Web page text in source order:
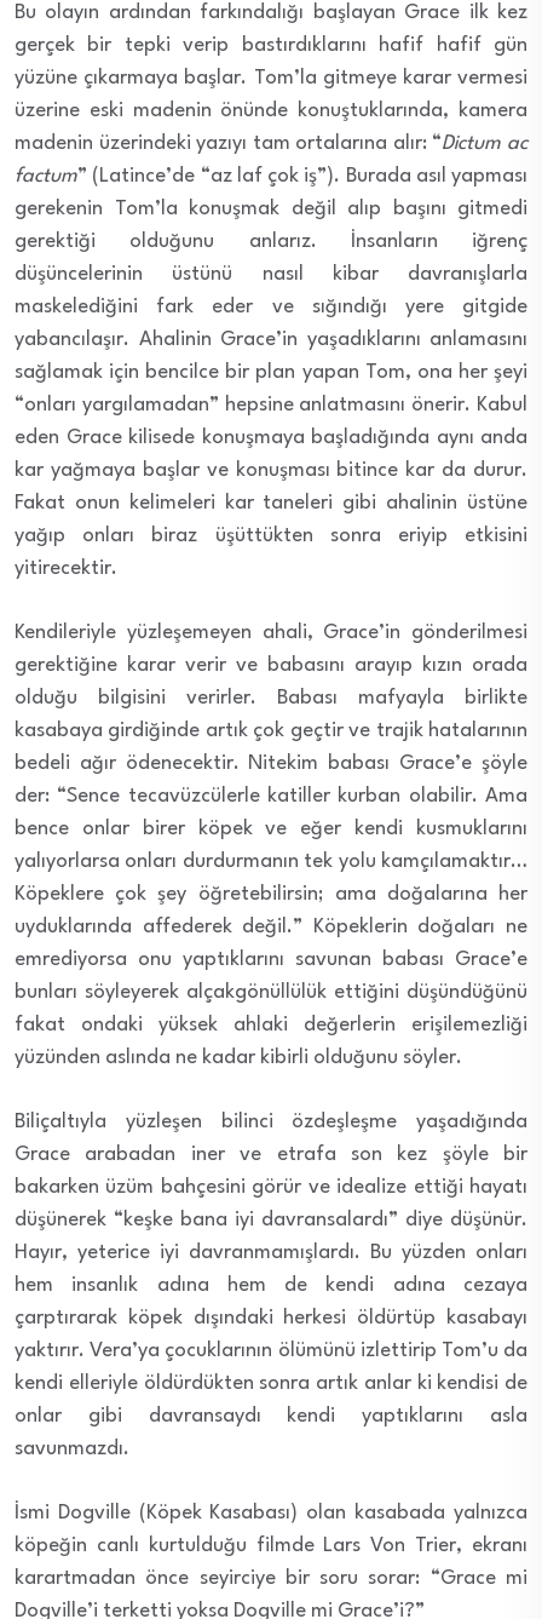
Bu olayın ardından farkındalığı başlayan Grace ilk kez
gerçek bir tepki verip bastırdıklarını hafif hafif gün
yüzüne çıkarmaya başlar. Tom’la gitmeye karar vermesi
üzerine eski madenin önünde konuştuklarında, kamera
madenin üzerindeki yazıyı tam ortalarına alır: “Dictum ac
factum” (Latince’de “az laf çok iş”). Burada asıl yapması
gerekenin Tom’la konuşmak değil alıp başını gitmedi
gerektiği olduğunu anlarız. İnsanların iğrenç
düşüncelerinin üstünü nasıl kibar davranışlarla
maskelediğini fark eder ve sığındığı yere gitgide
yabancılaşır. Ahalinin Grace’in yaşadıklarını anlamasını
sağlamak için bencilce bir plan yapan Tom, ona her şeyi
“onları yargılamadan” hepsine anlatmasını önerir. Kabul
eden Grace kilisede konuşmaya başladığında aynı anda
kar yağmaya başlar ve konuşması bitince kar da durur.
Fakat onun kelimeleri kar taneleri gibi ahalinin üstüne
yağıp onları biraz üşüttükten sonra eriyip etkisini
yitirecektir.
Kendileriyle yüzleşemeyen ahali, Grace’in gönderilmesi
gerektiğine karar verir ve babasını arayıp kızın orada
olduğu bilgisini verirler. Babası mafyayla birlikte
kasabaya girdiğinde artık çok geçtir ve trajik hatalarının
bedeli ağır ödenecektir. Nitekim babası Grace’e şöyle
der: “Sence tecavüzcülerle katiller kurban olabilir. Ama
bence onlar birer köpek ve eğer kendi kusmuklarını
yalıyorlarsa onları durdurmanın tek yolu kamçılamaktır…
Köpeklere çok şey öğretebilirsin; ama doğalarına her
uyduklarında affederek değil.” Köpeklerin doğaları ne
emrediyorsa onu yaptıklarını savunan babası Grace’e
bunları söyleyerek alçakgönüllülük ettiğini düşündüğünü
fakat ondaki yüksek ahlaki değerlerin erişilemezliği
yüzünden aslında ne kadar kibirli olduğunu söyler.
Biliçaltıyla yüzleşen bilinci özdeşleşme yaşadığında
Grace arabadan iner ve etrafa son kez şöyle bir
bakarken üzüm bahçesini görür ve idealize ettiği hayatı
düşünerek “keşke bana iyi davransalardı” diye düşünür.
Hayır, yeterice iyi davranmamışlardı. Bu yüzden onları
hem insanlık adına hem de kendi adına cezaya
çarptırarak köpek dışındaki herkesi öldürtüp kasabayı
yaktırır. Vera’ya çocuklarının ölümünü izlettirip Tom’u da
kendi elleriyle öldürdükten sonra artık anlar ki kendisi de
onlar gibi davransaydı kendi yaptıklarını asla
savunmazdı.
İsmi Dogville (Köpek Kasabası) olan kasabada yalnızca
köpeğin canlı kurtulduğu filmde Lars Von Trier, ekranı
karartmadan önce seyirciye bir soru sorar: “Grace mi
Dogville’i terketti yoksa Dogville mi Grace’i?”